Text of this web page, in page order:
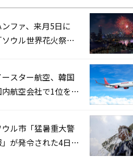
ンファ、来月5日に
ソウル世界花火祭り
ースター航空、韓国
内航空会社で1位を記
ウル市「猛暑重大警
が発令された4日、